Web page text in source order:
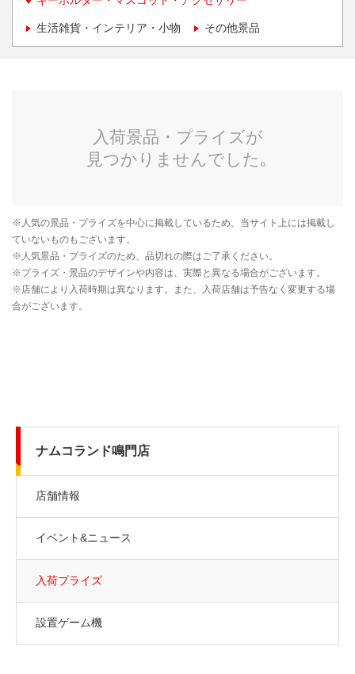
生活雑貨・インテリア・小物 その他景品
ナムコランド鳴門店
店舗情報
イベント&ニュース
入荷プライズ
設置ゲーム機